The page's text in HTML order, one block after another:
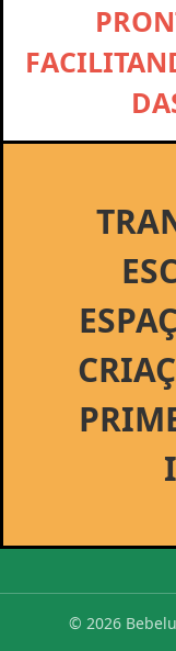
© 2026